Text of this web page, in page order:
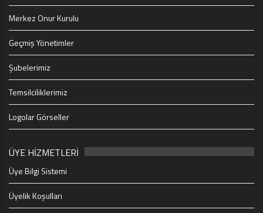
Merkez Onur Kurulu
Geçmiş Yönetimler
Şubelerimiz
Temsilciliklerimiz
Logolar Görseller
ÜYE HİZMETLERİ
Üye Bilgi Sistemi
Üyelik Koşulları